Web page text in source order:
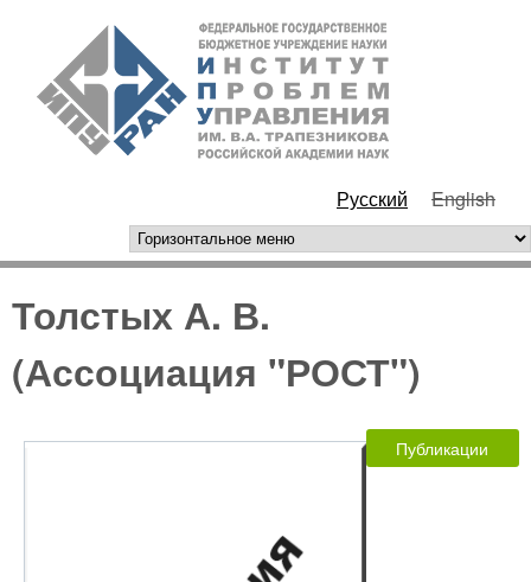
Перейти к основному
содержанию
РАН
Русский English
горизонтальное меню
Толстых А. В.
(Ассоциация "РОСТ")
Публикации